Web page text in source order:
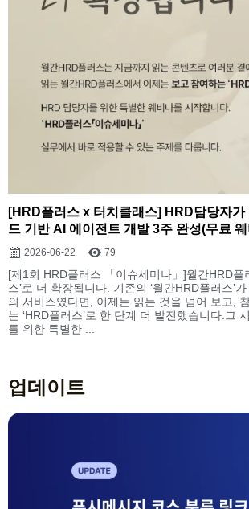
[HRD플러스 x 터치클래스] HRD담당자가
드 기반 AI 에이전트 개발 3주 완성(무료
2026-06-22 79
[제1회 HRD플러스 「이슈세미나」]월간HRD플
스’로 더 확장됩니다. 기존의 ‘월간HRD플러스’
의 서비스였다면, 이제는 읽는 것을 넘어 보고,
는 ‘HRD플러스’로 한 단계 더 발전했습니다.그
를 위한 특별한 ...
업데이트